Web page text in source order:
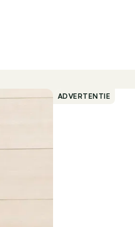
ADVERTENTIE